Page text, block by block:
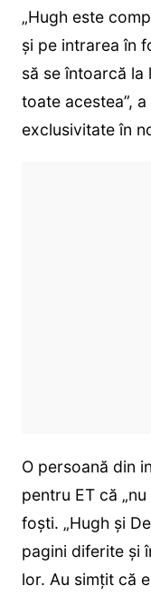
„Hugh este
și pe intrarea în
să se întoarcă la
toate acestea”,
exclusivitate în
O persoană din
pentru ET că
foști. „Hugh și
pagini diferite și
lor. Au simțit că